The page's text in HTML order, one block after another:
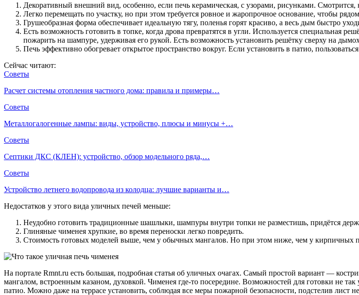
Декоративный внешний вид, особенно, если печь керамическая, с узорами, рисунками. Смотрится,
Легко перемещать по участку, но при этом требуется ровное и жаропрочное основание, чтобы
Грушеобразная форма обеспечивает идеальную тягу, поленья горят красиво, а весь дым быстро
Есть возможность готовить в топке, когда дрова превратятся в угли. Используется специальная
пожарить на шампуре, удерживая его рукой. Есть возможность установить решётку сверху на
Печь эффективно обогревает открытое пространство вокруг. Если установить в патио,
Сейчас читают:
Советы
Расчет системы отопления частного дома: правила и примеры…
Советы
Металлогалогенные лампы: виды, устройство, плюсы и минусы +…
Советы
Септики ДКС (КЛЕН): устройство, обзор модельного ряда,…
Советы
Устройство летнего водопровода из колодца: лучшие варианты и…
Недостатков у этого вида уличных печей меньше:
Неудобно готовить традиционные шашлыки, шампуры внутри топки не разместишь, придётся
Глиняные чименея хрупкие, во время переноски легко повредить.
Стоимость готовых моделей выше, чем у обычных мангалов. Но при этом ниже, чем у кирпичных
На портале Rmnt.ru есть большая, подробная статья об уличных очагах. Самый простой вариант —
мангалом, встроенным казаном, духовкой. Чименея где-то посередине. Возможностей для готовки не
патио. Можно даже на террасе установить, соблюдая все меры пожарной безопасности, подстелив лист